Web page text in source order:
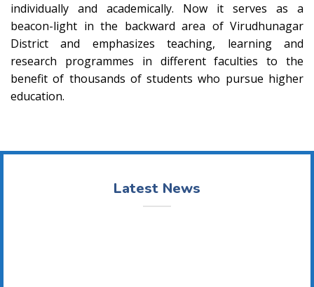
individually and academically. Now it serves as a
beacon-light in the backward area of Virudhunagar
District and emphasizes teaching, learning and
research programmes in different faculties to the
benefit of thousands of students who pursue higher
education.
Latest News